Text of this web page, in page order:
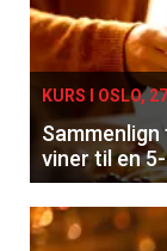
KURS I OSLO,
viner til en